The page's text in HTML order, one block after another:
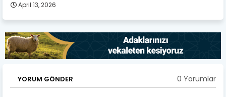
April 13, 2026
YORUM GÖNDER 0 Yorumlar